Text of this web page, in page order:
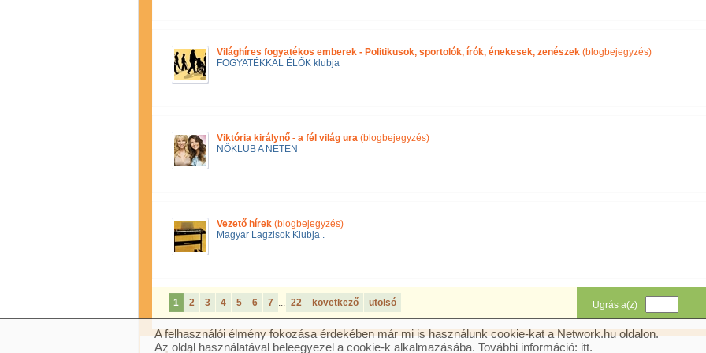
Világhíres fogyatékos emberek - Politikusok, sportolók, írók, énekesek, zenészek (blogbejegyzés)
FOGYATÉKKAL ÉLŐK klubja
Viktória királynő - a fél világ ura (blogbejegyzés)
NŐKLUB A NETEN
Vezető hírek (blogbejegyzés)
Magyar Lagzisok Klubja .
Ugrás a(z)
1 2 3 4 5 6 7 ... 22 következő utolsó
A felhasználói élmény fokozása érdekében már mi is használunk cookie-kat a Network.hu oldalon.
Az oldal használatával beleegyezel a cookie-k alkalmazásába. További információ: itt.